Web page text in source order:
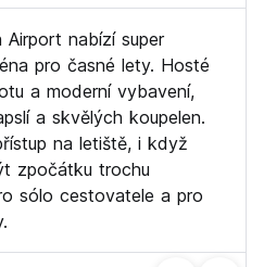
Airport nabízí super
pro časné lety. Hosté
a moderní vybavení,
a skvělých koupelen.
na letiště, i když
zpočátku trochu
sólo cestovatele a pro